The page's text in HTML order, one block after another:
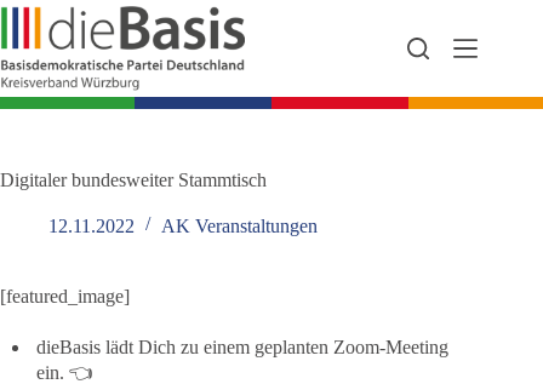
Zum
springen
Digitaler bundesweiter Stammtisch
12.11.2022 AK Veranstaltungen
[featured_image]
dieBasis lädt Dich zu einem geplanten Zoom-Meeting
ein. 👈